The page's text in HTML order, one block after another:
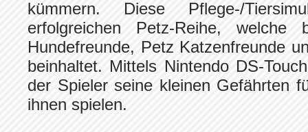
kümmern. Diese Pflege-/
erfolgreichen Petz-Reihe,
Hundefreunde, Petz Katzenfreunde
beinhaltet. Mittels Nintendo DS-
der Spieler seine kleinen Gefährten
ihnen spielen.